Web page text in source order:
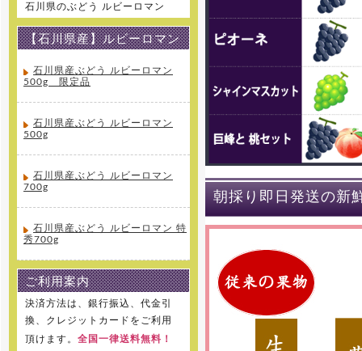
朝採り即日発送の新
石川県のぶどう ルビーロマン
【石川県産】ルビーロマン
石川県産ぶどう ルビーロマン
500g 限定品
石川県産ぶどう ルビーロマン
500g
石川県産ぶどう ルビーロマン
700g
石川県産ぶどう ルビーロマン 特
秀700g
ご利用案内
決済方法は、銀行振込、代金引
換、クレジットカードをご利用
頂けます。 全国一律送料無料！